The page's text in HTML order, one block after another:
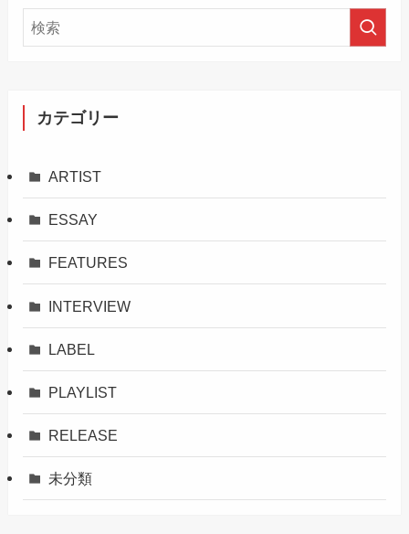
カテゴリー
ARTIST
ESSAY
FEATURES
INTERVIEW
LABEL
PLAYLIST
RELEASE
未分類